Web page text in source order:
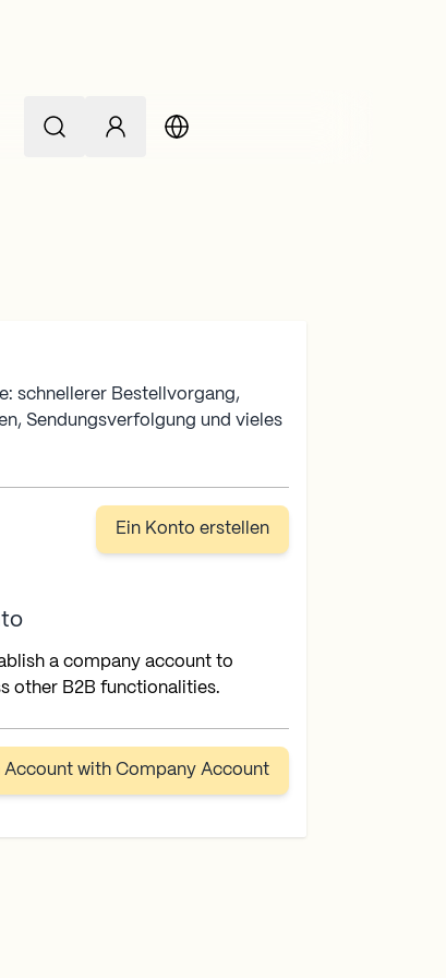
schnellerer Bestellvorgang,
Sendungsverfolgung und vieles
Ein Konto erstellen
a company account to
other B2B functionalities.
Account with Company Account